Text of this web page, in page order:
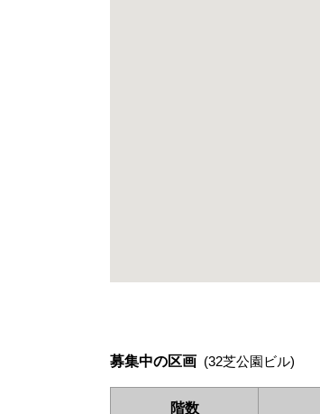
募集中の区画 (32芝公園ビル)